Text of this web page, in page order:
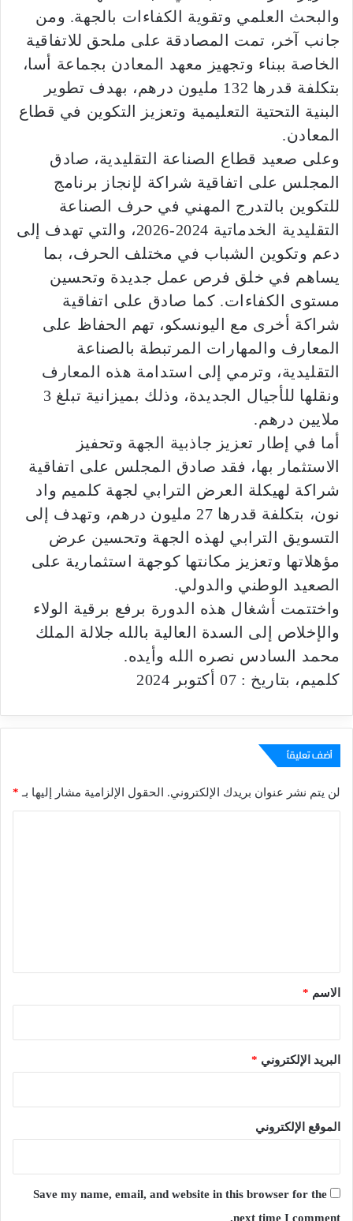
والبحث العلمي وتقوية الكفاءات بالجهة. ومن
جانب آخر، تمت المصادقة على ملحق للاتفاقية
الخاصة ببناء وتجهيز معهد المعادن بجماعة أسا،
بتكلفة قدرها 132 مليون درهم، بهدف تطوير
البنية التحتية التعليمية وتعزيز التكوين في قطاع
المعادن.
وعلى صعيد قطاع الصناعة التقليدية، صادق
المجلس على اتفاقية شراكة لإنجاز برنامج
للتكوين بالتدرج المهني في حرف الصناعة
التقليدية الخدماتية 2024-2026، والتي تهدف إلى
دعم وتكوين الشباب في مختلف الحرف، بما
يساهم في خلق فرص عمل جديدة وتحسين
مستوى الكفاءات. كما صادق على اتفاقية
شراكة أخرى مع اليونسكو، تهم الحفاظ على
المعارف والمهارات المرتبطة بالصناعة
التقليدية، وترمي إلى استدامة هذه المعارف
ونقلها للأجيال الجديدة، وذلك بميزانية تبلغ 3
ملايين درهم.
أما في إطار تعزيز جاذبية الجهة وتحفيز
الاستثمار بها، فقد صادق المجلس على اتفاقية
شراكة لهيكلة العرض الترابي لجهة كلميم واد
نون، بتكلفة قدرها 27 مليون درهم، وتهدف إلى
التسويق الترابي لهذه الجهة وتحسين عرض
مؤهلاتها وتعزيز مكانتها كوجهة استثمارية على
الصعيد الوطني والدولي.
واختتمت أشغال هذه الدورة برفع برقية الولاء
والإخلاص إلى السدة العالية بالله جلالة الملك
محمد السادس نصره الله وأيده.
كلميم، بتاريخ : 07 أكتوبر 2024
أضف تعليقاً
لن يتم نشر عنوان بريدك الإلكتروني. الحقول الإلزامية مشار إليها بـ *
*الاسم *
البريد الإلكتروني *
الموقع الإلكتروني
Save my name, email, and website in this browser for the
next time I comment.